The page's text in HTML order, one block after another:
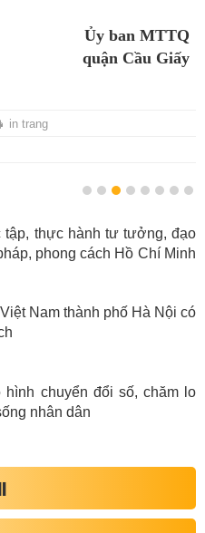
Ủy ban MTTQ
quận Cầu Giấy
in trang
tập, thực hành tư tưởng, đạo
phong cách Hồ Chí Minh
Nam thành phố Hà Nội có
hình chuyển đổi số, chăm lo
nhân dân